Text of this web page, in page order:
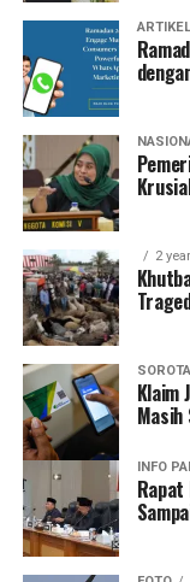
ARTIKEL
2
Klaim
Masih
INFO
Rapat